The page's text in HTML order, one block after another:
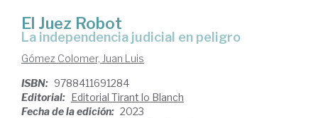
El Juez Robot
La independencia judicial en peligro
Gómez Colomer, Juan Luis
ISBN: 9788411691284
Editorial: Editorial Tirant lo Blanch
Fecha de la edición: 2023